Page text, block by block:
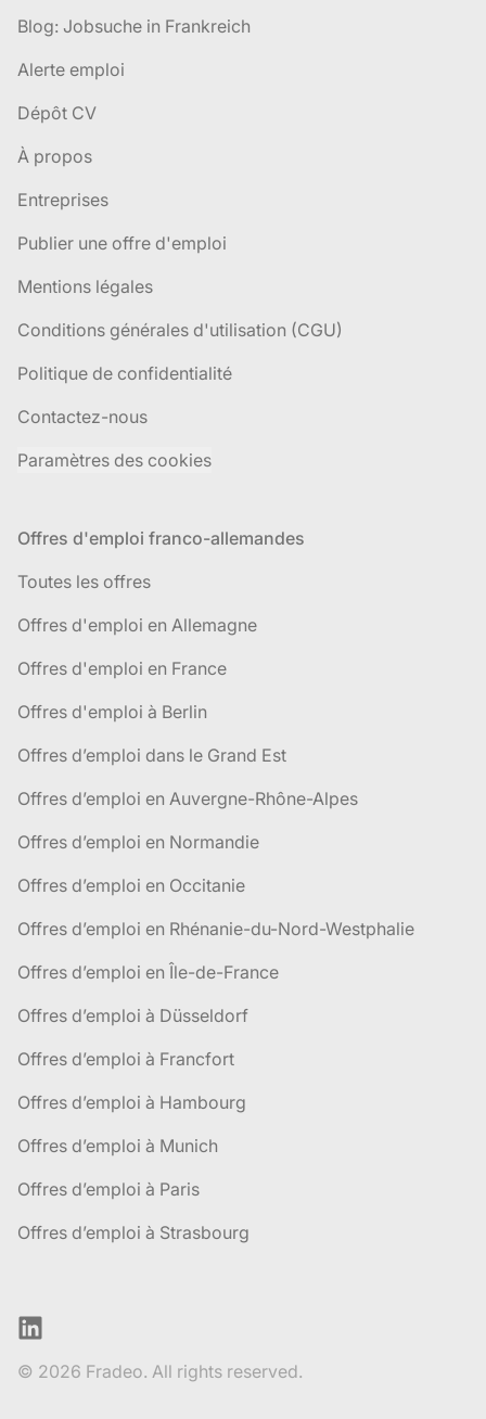
Blog: Jobsuche in Frankreich
Alerte emploi
Dépôt CV
À propos
Entreprises
Publier une offre d'emploi
Mentions légales
Conditions générales d'utilisation (CGU)
Politique de confidentialité
Contactez-nous
Paramètres des cookies
Offres d'emploi franco-allemandes
Toutes les offres
Offres d'emploi en Allemagne
Offres d'emploi en France
Offres d'emploi à Berlin
Offres d’emploi dans le Grand Est
Offres d’emploi en Auvergne-Rhône-Alpes
Offres d’emploi en Normandie
Offres d’emploi en Occitanie
Offres d’emploi en Rhénanie-du-Nord-Westphalie
Offres d’emploi en Île-de-France
Offres d’emploi à Düsseldorf
Offres d’emploi à Francfort
Offres d’emploi à Hambourg
Offres d’emploi à Munich
Offres d’emploi à Paris
Offres d’emploi à Strasbourg
LinkedIn
© 2026 Fradeo. All rights reserved.